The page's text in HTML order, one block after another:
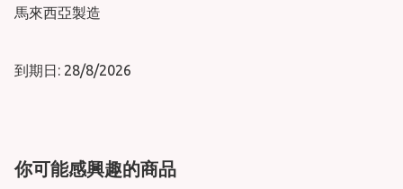
馬來西亞製造
你可能感興趣的商品